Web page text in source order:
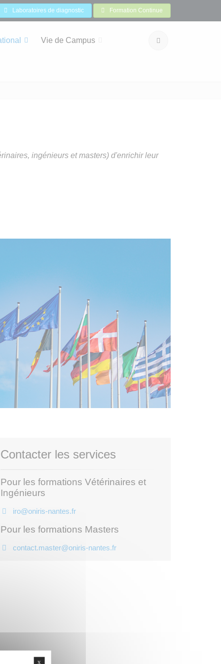
Laboratoires de diagnostic Formation Continue
Vie de Campus
ingénieurs et masters) d'enrichir leur
Contacter les services
Pour les formations Vétérinaires et
Ingénieurs
iro@oniris-nantes.fr
Pour les formations Masters
contact.master@oniris-nantes.fr
X